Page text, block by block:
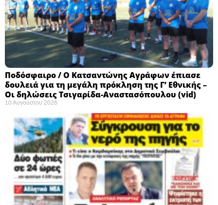
Ποδόσφαιρο / Ο Κατσαντώνης Αγράφων έπιασε
δουλειά για τη μεγάλη πρόκληση της Γ’ Εθνικής –
Οι δηλώσεις Τσιγαρίδα-Αναστασόπουλου (vid)
10 Αυγούστου 2026